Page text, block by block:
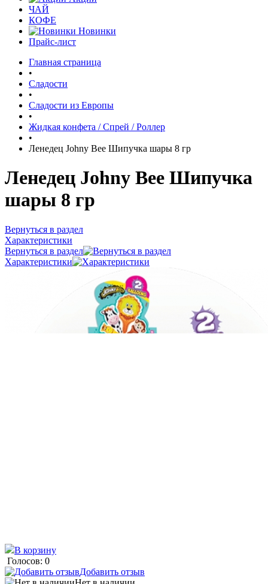
ЧАЙ
КОФЕ
Новинки
Прайс-лист
Главная страница
•
Сладости
•
Сладости из Европы
•
Жидкая конфета / Спрей / Роллер
•
Ленедец Johny Bee Шипучка шары 8 гр
Ленедец Johny Bee Шипучка
шары 8 гр
Вернуться в раздел
Характеристики
Вернуться в раздел
Характеристики
В корзину
Голосов: 0
Добавить отзыв